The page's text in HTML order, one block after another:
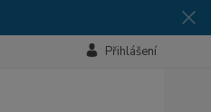
Přihlášení